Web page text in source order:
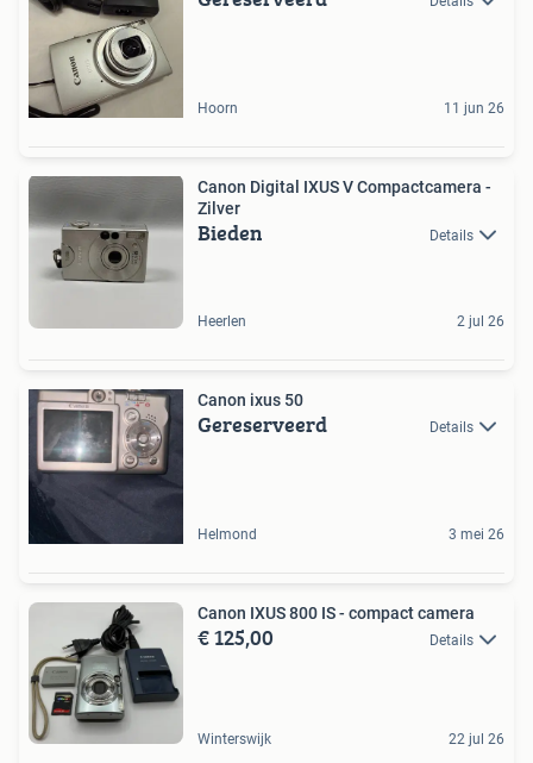
Hoorn 11 jun 26
Canon Digital IXUS V Compactcamera -
Zilver
Bieden Details
Heerlen 2 jul 26
Canon ixus 50
Gereserveerd Details
Helmond 3 mei 26
Canon IXUS 800 IS - compact camera
€ 125,00 Details
Winterswijk 22 jul 26